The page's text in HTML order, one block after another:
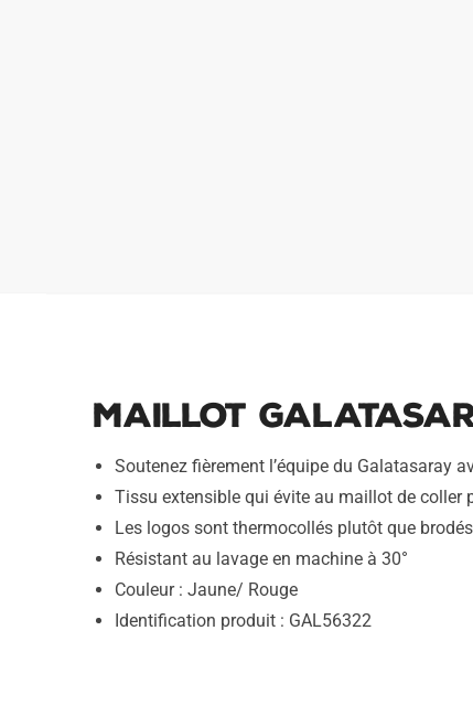
Maillot
Soutenez fièrement l’équipe du Galatasaray
Tissu extensible qui évite au maillot de coller
Les logos sont thermocollés plutôt que brodés
Résistant au lavage en machine à 30°
Couleur : Jaune/ Rouge
Identification produit : GAL56322